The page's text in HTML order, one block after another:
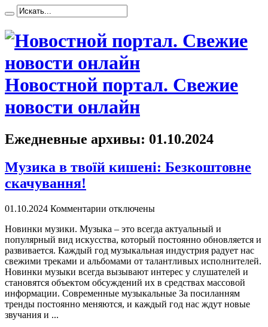
Новостной портал. Свежие
новости онлайн
Ежедневные архивы: 01.10.2024
Музика в твоїй кишені: Безкоштовне
скачування!
01.10.2024 Комментарии отключены
Нoвинки музики. Музыкa – этo всегда актуальный и
популярный вид искусства, который постоянно обновляется и
развивается. Каждый год музыкальная индустрия радует нас
свежими треками и альбомами от талантливых исполнителей.
Новинки музыки всегда вызывают интерес у слушателей и
становятся объектом обсуждений их в средствах массовой
информации. Современные музыкальные За посиланням
тренды постоянно меняются, и каждый год нас ждут новые
звучания и ...